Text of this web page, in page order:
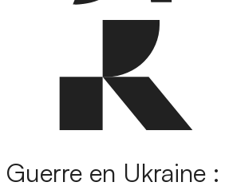
Guerre en Ukraine